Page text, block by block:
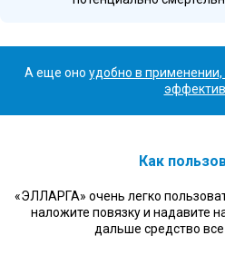
А еще оно удобно в
Как
«ЭЛЛАРГА» очень легко
наложите повязку и надавите
дальше средство